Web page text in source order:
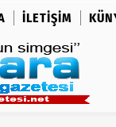
İLETIŞIM